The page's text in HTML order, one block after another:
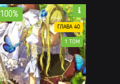
100%
ГЛАВА 40
1 ТОМ